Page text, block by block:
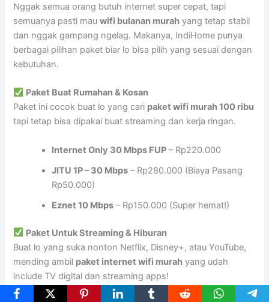
Nggak semua orang butuh internet super cepat, tapi
semuanya pasti mauwifi bulanan murah yang tetap stabil
dan nggak gampang ngelag. Makanya, IndiHome punya
berbagai pilihan paket biar lo bisa pilih yang sesuai dengan
kebutuhan.
Paket Buat Rumahan & Kosan
Paket ini cocok buat lo yang cari paket wifi murah 100 ribu
tapi tetap bisa dipakai buat streaming dan kerja ringan.
Internet Only 30 Mbps FUP – Rp220.000
JITU 1P – 30 Mbps – Rp280.000 (Biaya Pasang
Rp50.000)
Eznet 10 Mbps – Rp150.000 (Super hemat!)
Paket Untuk Streaming & Hiburan
Buat lo yang suka nonton Netflix, Disney+, atau YouTube,
mending ambil paket internet wifi murah yang udah
include TV digital dan streaming apps!